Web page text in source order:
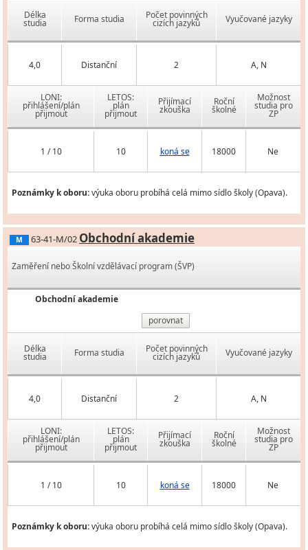
Délka
studia Forma studia Počet povinných
cizích jazyků Vyučované jazyky
4,0 Distanční 2 A, N
LONI:
přihlášení/plán
přijmout
LETOS:
plán
přijmout
Přijímací
zkouška
Roční
školné
Možnost
studia pro
ZP
1 / 10 10 koná se 18000 Ne
Poznámky k oboru:výuka oboru probíhá celá mimo sídlo školy (Opava).
M 63-41-M/02 Obchodní akademie
Zaměření nebo Školní vzdělávací program (ŠVP)
Obchodní akademie
porovnat
Délka
studia Forma studia Počet povinných
cizích jazyků Vyučované jazyky
4,0 Distanční 2 A, N
LONI:
přihlášení/plán
přijmout
LETOS:
plán
přijmout
Přijímací
zkouška
Roční
školné
Možnost
studia pro
ZP
1 / 10 10 koná se 18000 Ne
Poznámky k oboru:výuka oboru probíhá celá mimo sídlo školy (Opava).